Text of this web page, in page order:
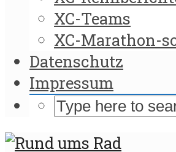
XC-Teams
XC-Marathon-
Datenschutz
Impressum